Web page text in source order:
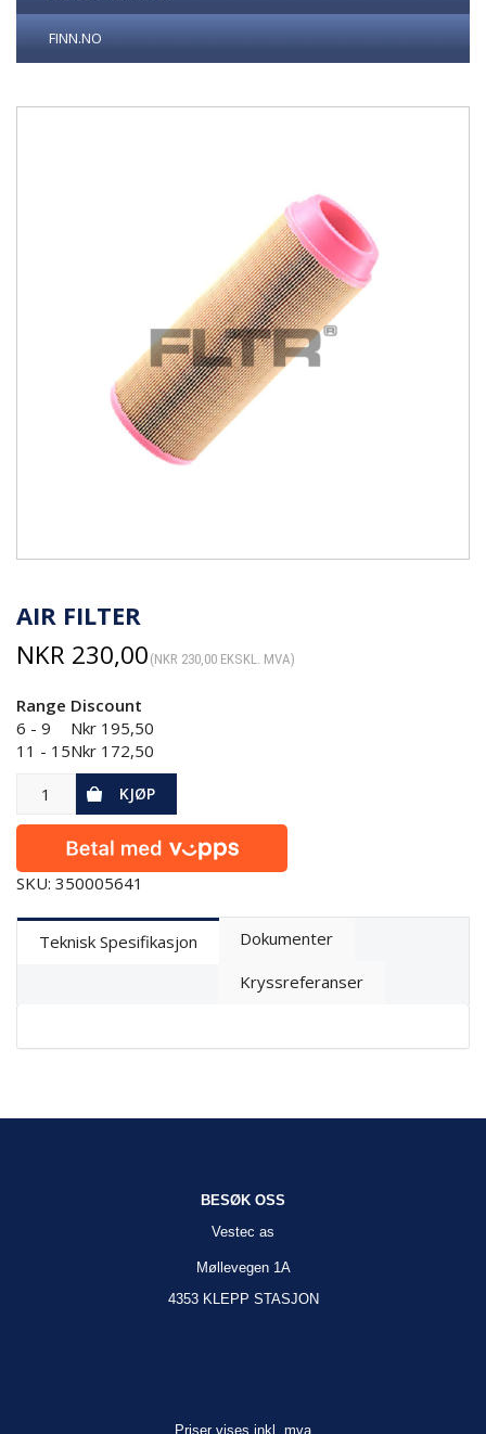
FINN.NO
AIR FILTER
NKR 230,00 (NKR 230,00 EKSKL. MVA)
Range Discount
6 - 9
Nkr 195,50
11 - 15Nkr 172,50
KJØP
SKU: 350005641
Teknisk Spesifikasjon
Dokumenter
Kryssreferanser
BESØK OSS
Vestec as
Møllevegen 1A
4353 KLEPP STASJON
Priser vises inkl. mva